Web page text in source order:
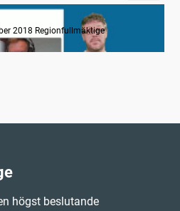
2018 Regionfullmäktige
högst beslutande